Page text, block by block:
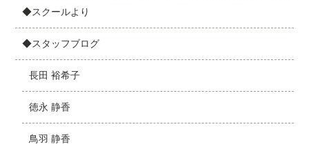
◆スクールより
◆スタッフブログ
長田 裕希子
徳永 静香
鳥羽 静香